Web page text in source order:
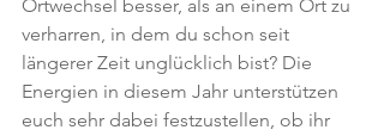
Ortwechsel besser, als an einem Ort zu
verharren, in dem du schon seit
längerer Zeit unglücklich bist? Die
Energien in diesem Jahr unterstützen
euch sehr dabei festzustellen, ob ihr